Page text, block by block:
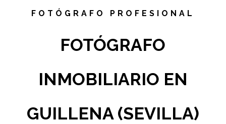
FOTÓGRAFO PROFESIONAL
FOTÓGRAFO
INMOBILIARIO EN
GUILLENA (SEVILLA)